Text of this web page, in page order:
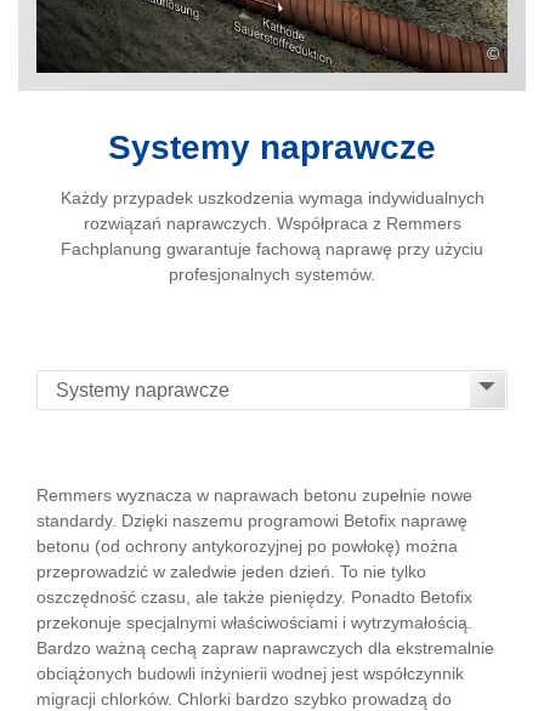
©
Systemy naprawcze
Każdy przypadek uszkodzenia wymaga indywidualnych
rozwiązań naprawczych. Współpraca z Remmers
Fachplanung gwarantuje fachową naprawę przy użyciu
profesjonalnych systemów.
Remmers wyznacza w naprawach betonu zupełnie nowe
standardy. Dzięki naszemu programowi Betofix naprawę
betonu (od ochrony antykorozyjnej po powłokę) można
przeprowadzić w zaledwie jeden dzień. To nie tylko
oszczędność czasu, ale także pieniędzy. Ponadto Betofix
przekonuje specjalnymi właściwościami i wytrzymałością.
Bardzo ważną cechą zapraw naprawczych dla ekstremalnie
obciążonych budowli inżynierii wodnej jest współczynnik
migracji chlorków. Chlorki bardzo szybko prowadzą do